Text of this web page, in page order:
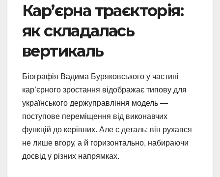
Кар’єрна траєкторія:
як складалась
вертикаль
Біографія Вадима Буряковського у частині
кар’єрного зростання відображає типову для
українського держуправління модель —
поступове переміщення від виконавчих
функцій до керівних. Але є деталь: він рухався
не лише вгору, а й горизонтально, набираючи
досвід у різних напрямках.